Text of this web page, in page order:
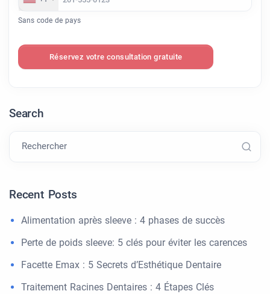
Sans code de pays
Réservez votre consultation gratuite
Search
Rechercher
Recent Posts
Alimentation après sleeve : 4 phases de succès
Perte de poids sleeve: 5 clés pour éviter les carences
Facette Emax : 5 Secrets d’Esthétique Dentaire
Traitement Racines Dentaires : 4 Étapes Clés